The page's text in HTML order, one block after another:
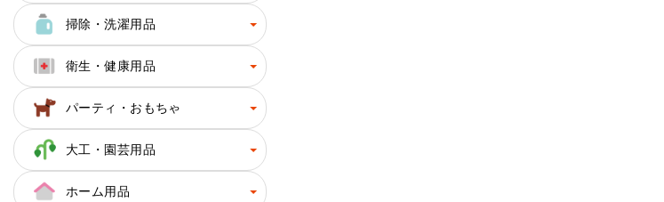
掃除・洗濯用品
衛生・健康用品
パーティ・おもちゃ
大工・園芸用品
ホーム用品